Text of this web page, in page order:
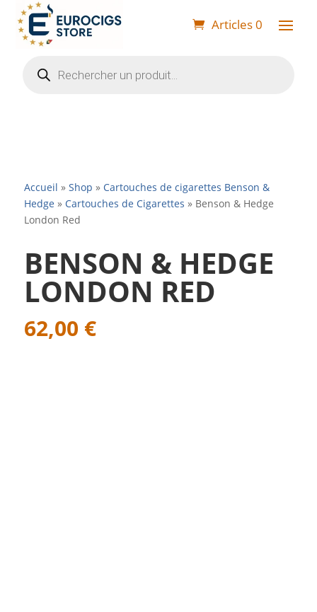
Articles 0
produits
Accueil » Shop » Cartouches de cigarettes Benson &
Hedge » Cartouches de Cigarettes » Benson & Hedge
London Red
BENSON & HEDGE
LONDON RED
62,00 €